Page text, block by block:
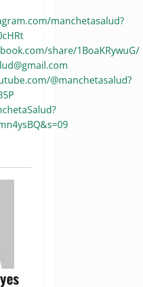
manchetasalud?
share/1BoaKRywuG/
@manchetasalud?